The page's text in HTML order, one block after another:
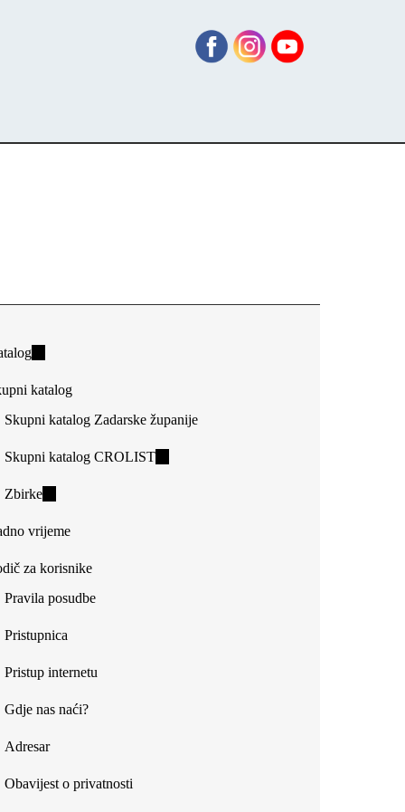
(link
external)
katalog
Skupni katalog Zadarske županije
Skupni katalog CROLIST(link
Zbirke(link
external)
vrijeme
za korisnike
Pravila posudbe
Pristupnica
Pristup internetu
Gdje nas naći?
Adresar
Obavijest o privatnosti